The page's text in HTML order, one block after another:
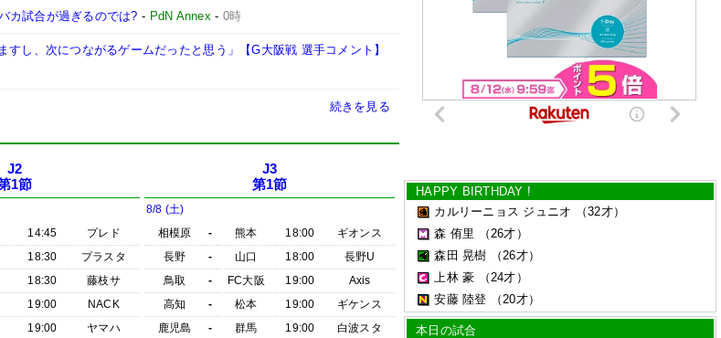
カ試合が過ぎるのでは? - PdN Annex- 0時
し、次につながるゲームだったと思う」【G大阪戦 選手コメント】
続きを見る
J2
1節
14:45
プレド
18:30
プラスタ
18:30
藤枝サ
19:00
NACK
19:00
ヤマハ
J3
第1節
8/8 (土)
相模原
- 熊本 18:00
ギオンス
長野
- 山口 18:00
長野U
鳥取
- FC大阪 19:00
Axis
高知
- 松本 19:00
ギケンス
鹿児島
- 群馬 19:00
白波スタ
HAPPY BIRTHDAY !
カルリーニョス ジュニオ
（32才）
森 侑里
（26才）
森田 晃樹
（26才）
上林 豪
（24才）
安藤 陸登
（20才）
本日の試合